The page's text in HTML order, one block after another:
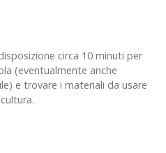
circa 10 minuti per
(eventualmente anche
e trovare i materiali da usare